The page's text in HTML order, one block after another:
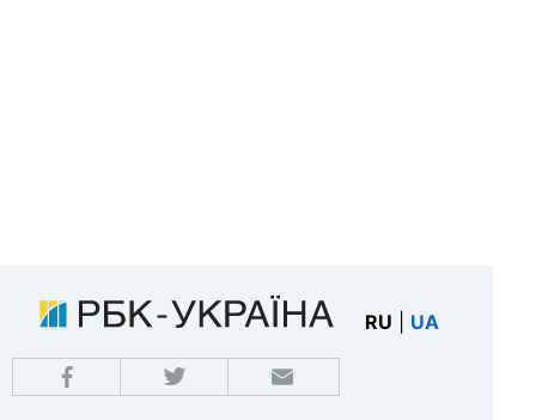
RU UA